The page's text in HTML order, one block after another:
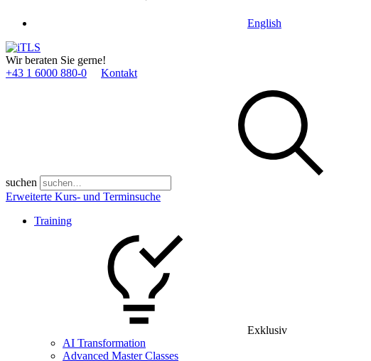
English
Wir beraten Sie gerne!
+43 1 6000 880­-0
Kontakt
suchen
Erweiterte Kurs- und Terminsuche
Training
Exklusiv
AI Transformation
Advanced Master Classes